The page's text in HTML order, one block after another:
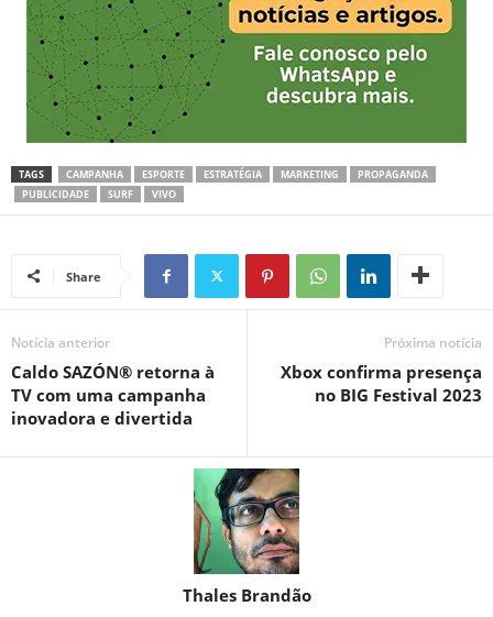
TAGS CAMPANHA ESPORTE ESTRATÉGIA MARKETING
PROPAGANDA
PUBLICIDADE
SURF VIVO
Share
Notícia anterior
Caldo SAZÓN® retorna à
TV com uma campanha
inovadora e divertida
Próxima notícia
Xbox confirma presença
no BIG Festival 2023
Thales Brandão